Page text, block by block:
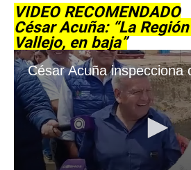
VIDEO RECOMENDADO
César Acuña: “La
Vallejo, en baja”
César Acuña inspecciona